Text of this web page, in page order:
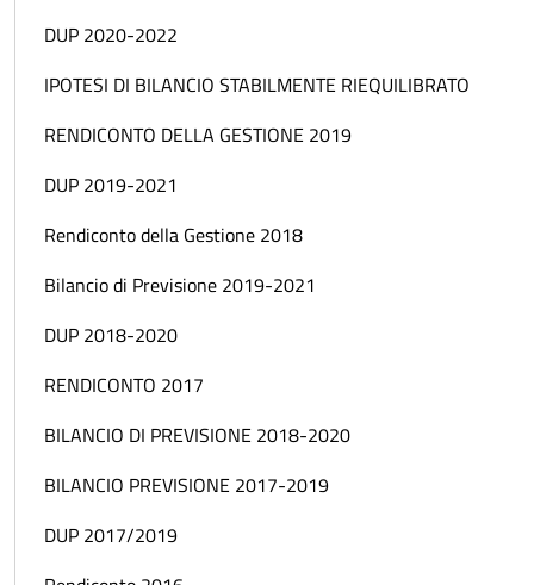
DUP 2020-2022
IPOTESI DI BILANCIO STABILMENTE RIEQUILIBRATO
RENDICONTO DELLA GESTIONE 2019
DUP 2019-2021
Rendiconto della Gestione 2018
Bilancio di Previsione 2019-2021
DUP 2018-2020
RENDICONTO 2017
BILANCIO DI PREVISIONE 2018-2020
BILANCIO PREVISIONE 2017-2019
DUP 2017/2019